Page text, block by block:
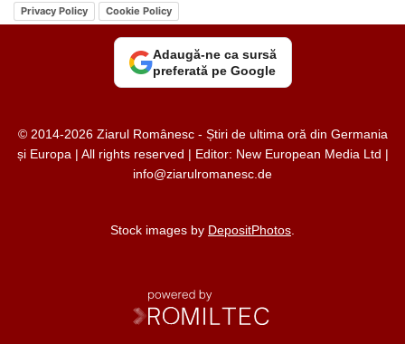
Privacy Policy Cookie Policy
Adaugă-ne ca sursă
preferată pe Google
© 2014-2026 Ziarul Românesc - Știri de ultima oră din Germania
și Europa | All rights reserved | Editor: New European Media Ltd |
info@ziarulromanesc.de
Stock images by DepositPhotos